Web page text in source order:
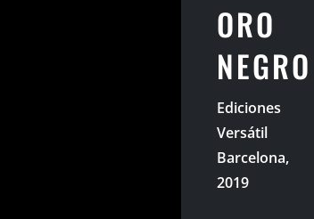
ORO
NEGRO
Ediciones
Versátil
Barcelona,
2019